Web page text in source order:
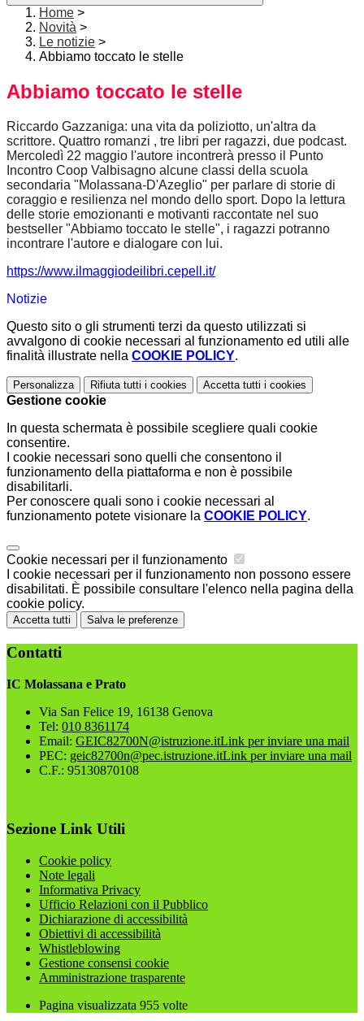
Home >
Novità >
Le notizie >
Abbiamo toccato le stelle
Abbiamo toccato le stelle
Riccardo Gazzaniga: una vita da poliziotto, un'altra da
scrittore. Quattro romanzi , tre libri per ragazzi, due podcast.
Mercoledì 22 maggio l'autore incontrerà presso il Punto
Incontro Coop Valbisagno alcune classi della scuola
secondaria "Molassana-D'Azeglio" per parlare di storie di
coraggio e resilienza nel mondo dello sport. Dopo la lettura
delle storie emozionanti e motivanti raccontate nel suo
bestseller "Abbiamo toccato le stelle", i ragazzi potranno
incontrare l'autore e dialogare con lui.
https://www.ilmaggiodeilibri.cepell.it/
Notizie
Questo sito o gli strumenti terzi da questo utilizzati si
avvalgono di cookie necessari al funzionamento ed utili alle
finalità illustrate nella COOKIE POLICY.
Personalizza Rifiuta tutti i cookies Accetta tutti i cookies
Gestione cookie
In questa schermata è possibile scegliere quali cookie
consentire.
I cookie necessari sono quelli che consentono il
funzionamento della piattaforma e non è possibile
disabilitarli.
Per conoscere quali sono i cookie necessari al
funzionamento potete visionare la COOKIE POLICY.
Cookie necessari per il funzionamento
I cookie necessari per il funzionamento non possono essere
disabilitati. È possibile consultare l'elenco nella pagina della
cookie policy.
Accetta tutti Salva le preferenze
Contatti
IC Molassana e Prato
Via San Felice 19, 16138 Genova
Tel: 010 8361174
Email: GEIC82700N@istruzione.itLink per inviare una mail
PEC: geic82700n@pec.istruzione.itLink per inviare una mail
C.F.: 95130870108
Sezione Link Utili
Cookie policy
Note legali
Informativa Privacy
Ufficio Relazioni con il Pubblico
Dichiarazione di accessibilità
Obiettivi di accessibilità
Whistleblowing
Gestione consensi cookie
Amministrazione trasparente
Pagina visualizzata 955 volte